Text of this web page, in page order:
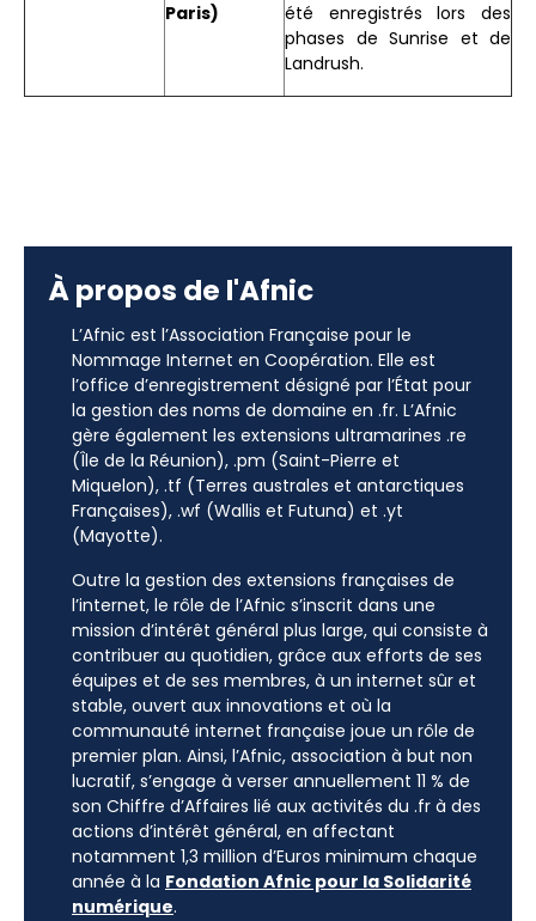
Paris)
été enregistrés lors des
phases de Sunrise et de
Landrush.
À propos de l'Afnic
L’Afnic est l’Association Française pour le
Nommage Internet en Coopération. Elle est
l’office d’enregistrement désigné par l’État pour
la gestion des noms de domaine en .fr. L’Afnic
gère également les extensions ultramarines .re
(Île de la Réunion), .pm (Saint-Pierre et
Miquelon), .tf (Terres australes et antarctiques
Françaises), .wf (Wallis et Futuna) et .yt
(Mayotte).
Outre la gestion des extensions françaises de
l’internet, le rôle de l’Afnic s’inscrit dans une
mission d’intérêt général plus large, qui consiste à
contribuer au quotidien, grâce aux efforts de ses
équipes et de ses membres, à un internet sûr et
stable, ouvert aux innovations et où la
communauté internet française joue un rôle de
premier plan. Ainsi, l’Afnic, association à but non
lucratif, s’engage à verser annuellement 11 % de
son Chiffre d’Affaires lié aux activités du .fr à des
actions d’intérêt général, en affectant
notamment 1,3 million d’Euros minimum chaque
année à la Fondation Afnic pour la Solidarité
numérique.